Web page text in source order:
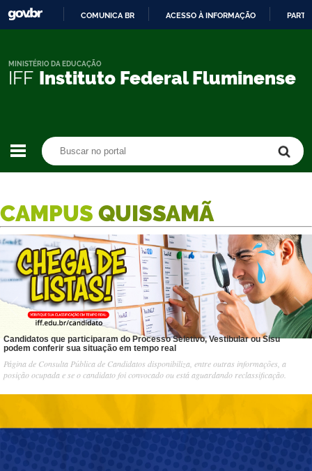
CONTEÚDO
COMUNICA BR ACESSO À INFORMAÇÃO
IFF Instituto Federal Fluminense
MINISTÉRIO DA EDUCAÇÃO
CAMPUS QUISSAMÃ
Candidatos que participaram do Processo Seletivo, Vestibular ou Sisu
podem conferir sua situação em tempo real
Página de Consulta Pública de Candidatos disponibiliza, entre outras informações, a
posição ocupada e se o candidato foi convocado ou está aguardando reclassificação.